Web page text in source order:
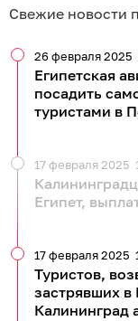
Свежие новости
Египетская
посадить
туристами в
26 февраля 2025
Египет,
17 февраля 2025
Туристов,
застрявших в
Калининград
17 февраля 2025